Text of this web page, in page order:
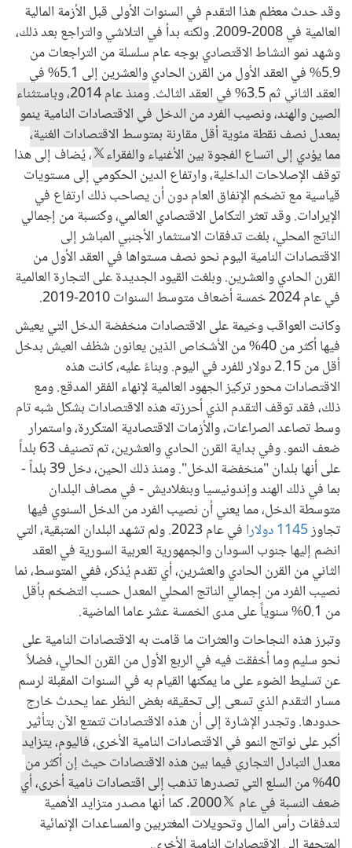
وقد حدث معظم هذا التقدم في السنوات الأولى قبل الأزمة المالية
العالمية في 2008-2009. ولكنه بدأ في التلاشي والتراجع بعد ذلك،
وشهد نمو النشاط الاقتصادي بوجه عام سلسلة من التراجعات من
5.9% في العقد الأول من القرن الحادي والعشرين إلى 5.1% في
العقد الثاني ثم 3.5% في العقد الثالث.
ومنذ عام 2014، وباستثناء
الصين والهند، ونصيب الفرد من الدخل في الاقتصادات النامية ينمو
بمعدل نصف نقطة مئوية أقل مقارنة بمتوسط الاقتصادات الغنية،
مما يؤدي إلى اتساع الفجوة بين الأغنياء والفقراء
، يُضاف إلى هذا
توقف الإصلاحات الداخلية، وارتفاع الدين الحكومي إلى مستويات
قياسية مع تضخم الإنفاق العام دون أن يصاحب ذلك ارتفاع في
الإيرادات. وقد تعثر التكامل الاقتصادي العالمي، وكنسبة من إجمالي
الناتج المحلي، بلغت تدفقات الاستثمار الأجنبي المباشر إلى
الاقتصادات النامية اليوم نحو نصف مستواها في العقد الأول من
القرن الحادي والعشرين. وبلغت القيود الجديدة على التجارة العالمية
في عام 2024 خمسة أضعاف متوسط السنوات 2010-2019.
وكانت العواقب وخيمة على الاقتصادات منخفضة الدخل التي يعيش
فيها أكثر من 40% من الأشخاص الذين يعانون شظف العيش بدخل
أقل من 2.15 دولار للفرد في اليوم. وبناءً عليه، كانت هذه
الاقتصادات محور تركيز الجهود العالمية لإنهاء الفقر المدقع. ومع
ذلك، فقد توقف التقدم الذي أحرزته هذه الاقتصادات بشكل شبه تام
وسط تصاعد الصراعات، والأزمات الاقتصادية المتكررة، واستمرار
ضعف النمو. وفي بداية القرن الحادي والعشرين، تم تصنيف 63 بلداً
على أنها بلدان "منخفضة الدخل". ومنذ ذلك الحين، دخل 39 بلداً -
بما في ذلك الهند وإندونيسيا وبنغلاديش - في مصاف البلدان
متوسطة الدخل، مما يعني أن نصيب الفرد من الدخل السنوي فيها
تجاوز1145 دولارا
في عام 2023. ولم تشهد البلدان المتبقية، التي
انضم إليها جنوب السودان والجمهورية العربية السورية في العقد
الثاني من القرن الحادي والعشرين، أي تقدم يُذكر، ففي المتوسط، نما
نصيب الفرد من إجمالي الناتج المحلي المعدل حسب التضخم بأقل
من 0.1% سنوياً على مدى الخمسة عشر عاما الماضية.
وتبرز هذه النجاحات والعثرات ما قامت به الاقتصادات النامية على
نحو سليم وما أخفقت فيه في الربع الأول من القرن الحالي، فضلاً
عن تسليط الضوء على ما يمكنها القيام به في السنوات المقبلة لرسم
مسار التقدم الذي تسعى إلى تحقيقه بغض النظر عما يحدث خارج
حدودها. وتجدر الإشارة إلى أن هذه الاقتصادات تتمتع الآن بتأثير
أكبر على نواتج النمو في الاقتصادات النامية الأخرى،فاليوم، يتزايد
معدل التبادل التجاري فيما بين هذه الاقتصادات حيث إن أكثر من
40% من السلع التي تصدرها تذهب إلى اقتصادات نامية أخرى، أي
ضعف النسبة في عام 2000
. كما أنها مصدر متزايد الأهمية
لتدفقات رأس المال وتحويلات المغتربين والمساعدات الإنمائية